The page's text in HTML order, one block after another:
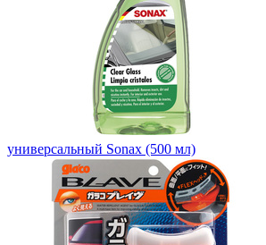
универсальный Sonax (500 мл)